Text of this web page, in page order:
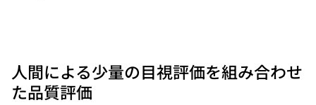
人間による少量の目視評価を組み合わせ
た品質評価